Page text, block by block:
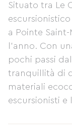
Situato tra Le
a Pointe
l'anno. Con
pochi passi
tranquillità di
materiali
escursionisti e